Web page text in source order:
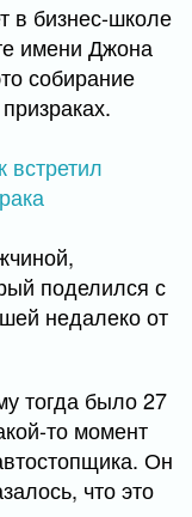
в бизнес-школе
имени Джона
собирание
поделился с
недалеко от
тогда было 27
то момент
Он
что это